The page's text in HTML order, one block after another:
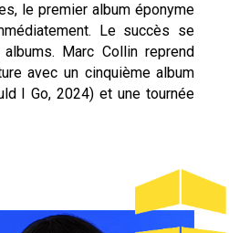
le premier album éponyme
Le succès se
Marc Collin reprend
avec un cinquième album
I Go, 2024) et une tournée